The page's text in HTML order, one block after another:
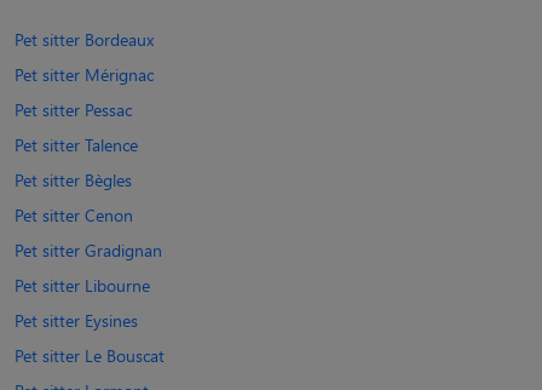
Pet sitter Bordeaux
Pet sitter Mérignac
Pet sitter Pessac
Pet sitter Talence
Pet sitter Bègles
Pet sitter Cenon
Pet sitter Gradignan
Pet sitter Libourne
Pet sitter Eysines
Pet sitter Le Bouscat